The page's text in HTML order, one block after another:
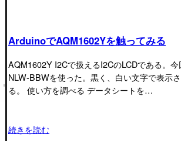
ArduinoでAQM1602Yを触ってみる
AQM1602Y I2Cで扱えるI2CのLCDである。
NLW-BBWを使った。黒く、白い文字で表示
る。 使い方を調べる データシートを…
続きを読む